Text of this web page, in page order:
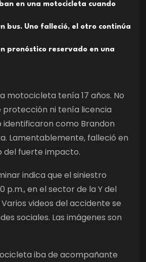
en una motocicleta cuando
bus. Uno falleció, el otro continúa
pronóstico reservado en una
motocicleta tenía 17 años. No
protección ni tenía licencia
identificaron como Brandon
Lamentablemente, falleció en
del fuerte impacto.
indica que el siniestro
p.m., en el sector de la Y del
videos del accidente se
sociales. Las imágenes son
iba de acompañante